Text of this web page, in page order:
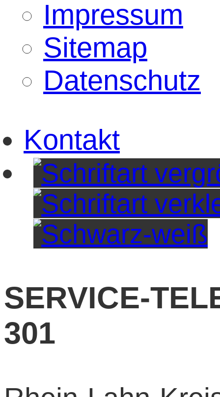
Impressum
Sitemap
Datenschutz
Kontakt
SERVICE-
301